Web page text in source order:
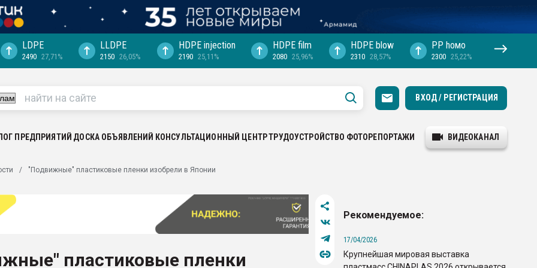
выходит на
рынке
LDPE
2490 27,71%
LLDPE
2150 26,05%
HDPE injection
2190 25,11%
HDPE film
2080 25,96%
HDPE blow
2310 28,57%
PP hомо
2300 25,22%
ВХОД / РЕГИСТРАЦИЯ
ПРЕДПРИЯТИЙ ДОСКА ОБЪЯВЛЕНИЙ КОНСУЛЬТАЦИОННЫЙ ЦЕНТРТРУДОУСТРОЙСТВО ФОТОРЕПОРТАЖИ ВИДЕОКАНАЛ
"Подвижные" пластиковые пленки изобрели в Японии
пластиковые пленки
Рекомендуемое:
17/04/2026
Крупнейшая мировая выставка